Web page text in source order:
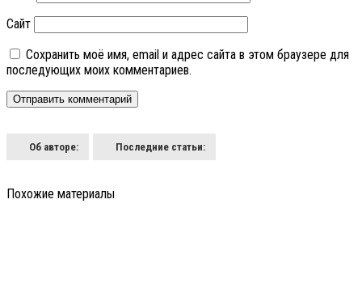
Сайт
Сохранить моё имя, email и адрес сайта в этом браузере для
последующих моих комментариев.
Об авторе: Последние статьи:
Похожие материалы